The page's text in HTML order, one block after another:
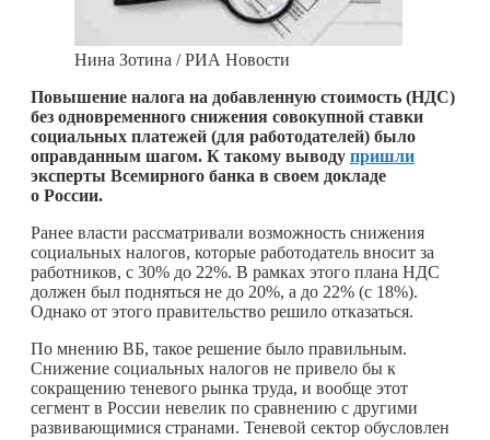
Нина Зотина / РИА Новости
Повышение налога на добавленную стоимость (НДС)
без одновременного снижения совокупной ставки
социальных платежей (для работодателей) было
оправданным шагом. К такому выводу пришли
эксперты Всемирного банка в своем докладе
о России.
Ранее власти рассматривали возможность снижения
социальных налогов, которые работодатель вносит за
работников, с 30% до 22%. В рамках этого плана НДС
должен был подняться не до 20%, а до 22% (с 18%).
Однако от этого правительство решило отказаться.
По мнению ВБ, такое решение было правильным.
Снижение социальных налогов не привело бы к
сокращению теневого рынка труда, и вообще этот
сегмент в России невелик по сравнению с другими
развивающимися странами. Теневой сектор обусловлен